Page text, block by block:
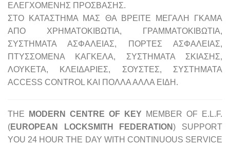
ΕΛΕΓΧΟΜΕΝΗΣ ΠΡΟΣΒΑΣΗΣ.
ΣΤΟ ΚΑΤΑΣΤΗΜΑ ΜΑΣ ΘΑ ΒΡΕΙΤΕ ΜΕΓΑΛΗ ΓΚΑΜΑ
ΑΠΟ ΧΡΗΜΑΤΟΚΙΒΩΤΙΑ, ΓΡΑΜΜΑΤΟΚΙΒΩΤΙΑ,
ΣΥΣΤΗΜΑΤΑ ΑΣΦΑΛΕΙΑΣ, ΠΟΡΤΕΣ ΑΣΦΑΛΕΙΑΣ,
ΠΤΥΣΣΟΜΕΝΑ ΚΑΓΚΕΛΑ, ΣΥΣΤΗΜΑΤΑ ΣΚΙΑΣΗΣ,
ΛΟΥΚΕΤΑ, ΚΛΕΙΔΑΡΙΕΣ, ΣΟΥΣΤΕΣ, ΣΥΣΤΗΜΑΤΑ
ACCESS CONTROL ΚΑΙ ΠΟΛΛΑ ΑΛΛΑ ΕΙΔΗ.
THE MODERN CENTRE OF KEY MEMBER OF E.L.F.
(EUROPEAN LOCKSMITH FEDERATION) SUPPORT
YOU 24 HOUR THE DAY WITH CONTINUOUS SERVICE